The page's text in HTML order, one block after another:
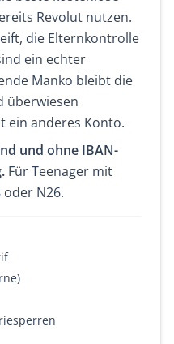
Revolut nutzen.
die Elternkontrolle
ein echter
Manko bleibt die
überwiesen
ein anderes Konto.
und ohne IBAN-
Für Teenager mit
oder N26.